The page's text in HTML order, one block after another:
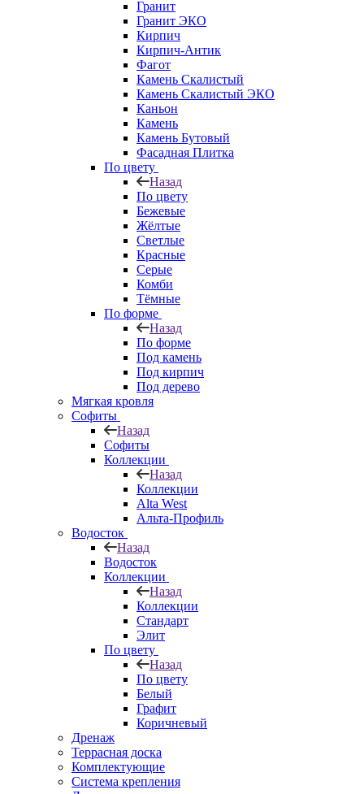
Гранит
Гранит ЭКО
Кирпич
Кирпич-Антик
Фагот
Камень Скалистый
Камень Скалистый ЭКО
Каньон
Камень
Камень Бутовый
Фасадная Плитка
По цвету
Назад
По цвету
Бежевые
Жёлтые
Светлые
Красные
Серые
Комби
Тёмные
По форме
Назад
По форме
Под камень
Под кирпич
Под дерево
Мягкая кровля
Софиты
Назад
Софиты
Коллекции
Назад
Коллекции
Alta West
Альта-Профиль
Водосток
Назад
Водосток
Коллекции
Назад
Коллекции
Стандарт
Элит
По цвету
Назад
По цвету
Белый
Графит
Коричневый
Дренаж
Террасная доска
Комплектующие
Система крепления